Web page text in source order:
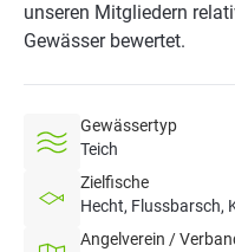
unseren Mitgliedern
Gewässer bewertet.
Gewässertyp
Teich
Zielfische
Hecht, Flussbarsch,
Angelverein /